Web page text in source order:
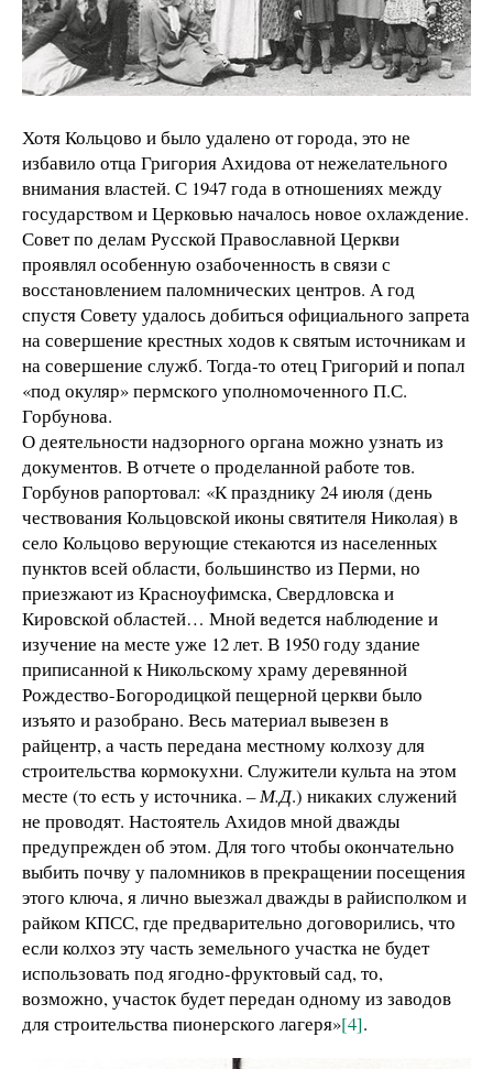
Хотя Кольцово и было удалено от города, это не
избавило отца Григория Ахидова от нежелательного
внимания властей. С 1947 года в отношениях между
государством и Церковью началось новое охлаждение.
Совет по делам Русской Православной Церкви
проявлял особенную озабоченность в связи с
восстановлением паломнических центров. А год
спустя Совету удалось добиться официального запрета
на совершение крестных ходов к святым источникам и
на совершение служб. Тогда-то отец Григорий и попал
«под окуляр» пермского уполномоченного П.С.
Горбунова.
О деятельности надзорного органа можно узнать из
документов. В отчете о проделанной работе тов.
Горбунов рапортовал: «К празднику 24 июля (день
чествования Кольцовской иконы святителя Николая) в
село Кольцово верующие стекаются из населенных
пунктов всей области, большинство из Перми, но
приезжают из Красноуфимска, Свердловска и
Кировской областей… Мной ведется наблюдение и
изучение на месте уже 12 лет. В 1950 году здание
приписанной к Никольскому храму деревянной
Рождество-Богородицкой пещерной церкви было
изъято и разобрано. Весь материал вывезен в
райцентр, а часть передана местному колхозу для
строительства кормокухни. Служители культа на этом
месте (то есть у источника. – М.Д.) никаких служений
не проводят. Настоятель Ахидов мной дважды
предупрежден об этом. Для того чтобы окончательно
выбить почву у паломников в прекращении посещения
этого ключа, я лично выезжал дважды в райисполком и
райком КПСС, где предварительно договорились, что
если колхоз эту часть земельного участка не будет
использовать под ягодно-фруктовый сад, то,
возможно, участок будет передан одному из заводов
для строительства пионерского лагеря»[4].